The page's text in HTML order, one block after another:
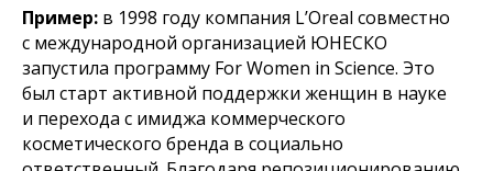
Пример: в 1998 году компания L’Oreal совместно
с международной организацией ЮНЕСКО
запустила программу For Women in Science. Это
был старт активной поддержки женщин в науке
и перехода с имиджа коммерческого
косметического бренда в социально